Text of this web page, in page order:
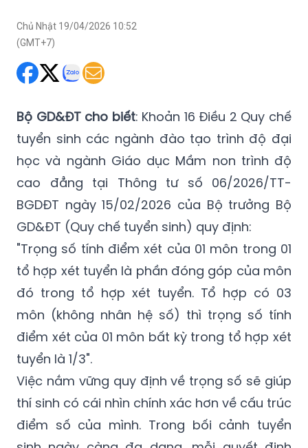
Chủ Nhật 19/04/2026 10:52
(GMT+7)
Bộ GD&ĐT cho biết: Khoản 16 Điều 2 Quy chế
tuyển sinh các ngành đào tạo trình độ đại
học và ngành Giáo dục Mầm non trình độ
cao đẳng tại Thông tư số 06/2026/TT-
BGDĐT ngày 15/02/2026 của Bộ trưởng Bộ
GD&ĐT (Quy chế tuyển sinh) quy định:
"Trọng số tính điểm xét của 01 môn trong 01
tổ hợp xét tuyển là phần đóng góp của môn
đó trong tổ hợp xét tuyển. Tổ hợp có 03
môn (không nhân hệ số) thì trọng số tính
điểm xét của 01 môn bất kỳ trong tổ hợp xét
tuyển là 1/3".
Việc nắm vững quy định về trọng số sẽ giúp
thí sinh có cái nhìn chính xác hơn về cấu trúc
điểm số của mình. Trong bối cảnh tuyển